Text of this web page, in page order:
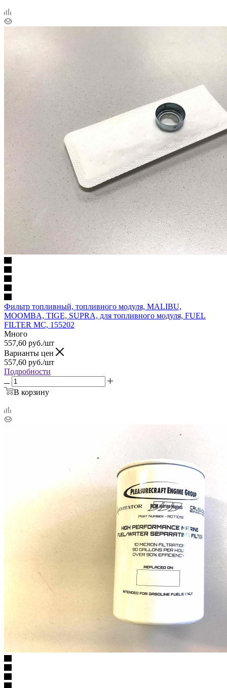
Фильтр топливный, топливного модуля, MALIBU,
MOOMBA, TIGE, SUPRA, для топливного модуля, FUEL
FILTER MC, 155202
Много
557,60 руб./шт
Варианты цен
557,60 руб./шт
Подробности
В корзину